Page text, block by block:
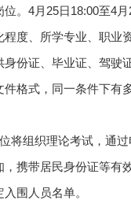
。4月25日18:00至4
度、所学专业、职
份证、毕业证、驾
格式，同一条件下有
将组织理论考试，通
携带居民身份证等
围人员名单。